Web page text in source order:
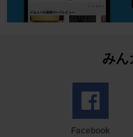
みん
Facebook